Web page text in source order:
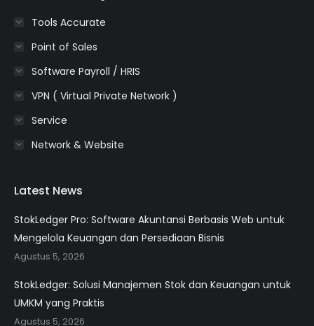
Tools Accurate
Point of Sales
Software Payroll / HRIS
VPN ( Virtual Private Network )
Service
Network & Website
Latest News
StokLedger Pro: Software Akuntansi Berbasis Web untuk
Mengelola Keuangan dan Persediaan Bisnis
Agustus 5, 2026
StokLedger: Solusi Manajemen Stok dan Keuangan untuk
UMKM yang Praktis
Agustus 5, 2026